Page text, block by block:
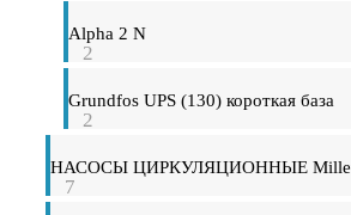
Alpha 2 N
2
Grundfos UPS (130) короткая база
2
НАСОСЫ ЦИРКУЛЯЦИОННЫЕ
7